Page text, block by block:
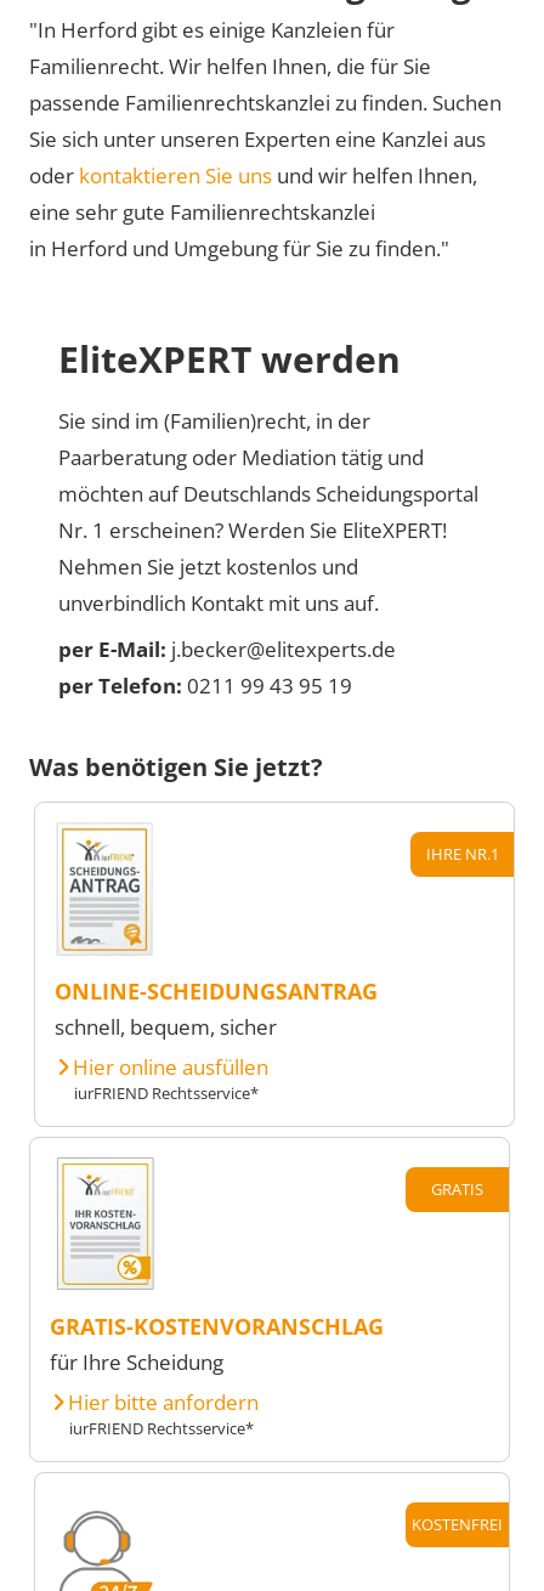
"In Herford gibt es einige Kanzleien für
Familienrecht. Wir helfen Ihnen, die für Sie
passende Familienrechtskanzlei zu finden. Suchen
Sie sich unter unseren Experten eine Kanzlei aus
oder kontaktieren Sie uns und wir helfen Ihnen,
eine sehr gute Familienrechtskanzlei
in Herford und Umgebung für Sie zu finden."
EliteXPERT werden
Sie sind im (Familien)recht, in der
Paarberatung oder Mediation tätig und
möchten auf Deutschlands Scheidungsportal
Nr. 1 erscheinen? Werden Sie EliteXPERT!
Nehmen Sie jetzt kostenlos und
unverbindlich Kontakt mit uns auf.
per E-Mail: j.becker@elitexperts.de
per Telefon: 0211 99 43 95 19
Was benötigen Sie jetzt?
IHRE NR.1
ONLINE-SCHEIDUNGSANTRAG
schnell, bequem, sicher
Hier online ausfüllen
iurFRIEND Rechtsservice*
GRATIS
GRATIS-KOSTENVORANSCHLAG
für Ihre Scheidung
Hier bitte anfordern
iurFRIEND Rechtsservice*
KOSTENFREI